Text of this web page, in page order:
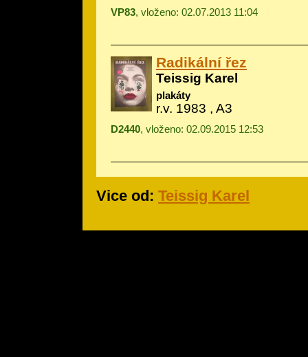
VP83, vloženo: 02.07.2013 11:04
Radikální řez
Teissig Karel
plakáty
r.v. 1983 , A3
D2440, vloženo: 02.09.2015 12:53
Vice od: Teissig Karel